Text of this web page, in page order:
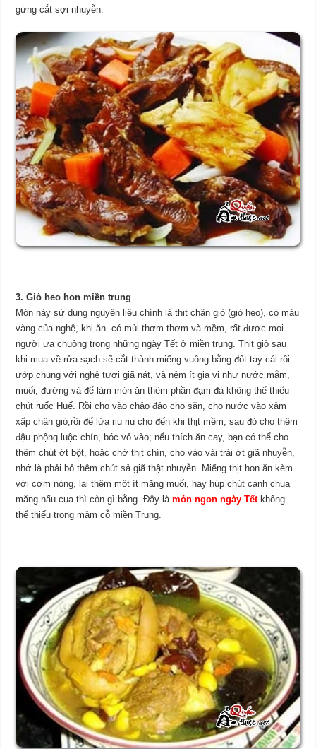
gừng cắt sợi nhuyễn.
3. Giò heo hon miền trung
Món này sử dụng nguyên liệu chính là thịt chân giò (giò heo), có màu
vàng của nghệ, khi ăn có mùi thơm thơm và mềm, rất được mọi
người ưa chuộng trong những ngày Tết ở miền trung. Thịt giò sau
khi mua về rửa sạch sẽ cắt thành miếng vuông bằng đốt tay cái rồi
ướp chung với nghệ tươi giã nát, và nêm ít gia vị như nước mắm,
muối, đường và để làm món ăn thêm phần đạm đà không thể thiếu
chút ruốc Huế. Rồi cho vào chảo đảo cho săn, cho nước vào xâm
xấp chân giò,rồi để lửa riu riu cho đến khi thịt mềm, sau đó cho thêm
đậu phộng luộc chín, bóc vỏ vào; nếu thích ăn cay, bạn có thể cho
thêm chút ớt bột, hoặc chờ thịt chín, cho vào vài trái ớt giã nhuyễn,
nhớ là phải bỏ thêm chút sả giã thật nhuyễn. Miếng thịt hon ăn kèm
với cơm nóng, lại thêm một ít măng muối, hay húp chút canh chua
măng nấu cua thì còn gì bằng. Đây làmón ngon ngày Tết không
thể thiếu trong mâm cỗ miền Trung.